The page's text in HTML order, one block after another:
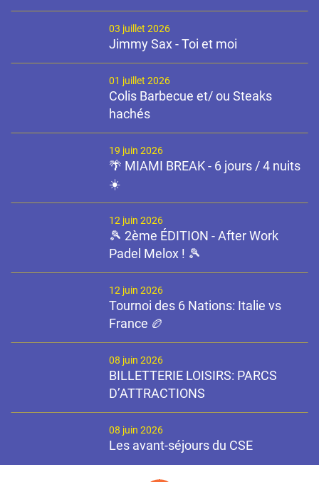
03 juillet 2026
Jimmy Sax - Toi et moi
01 juillet 2026
Colis Barbecue et/ ou Steaks
hachés
19 juin 2026
🌴 MIAMI BREAK - 6 jours / 4 nuits
☀️
12 juin 2026
🎾 2ème ÉDITION - After Work
Padel Melox ! 🎾
12 juin 2026
Tournoi des 6 Nations: Italie vs
France 🏉
08 juin 2026
BILLETTERIE LOISIRS: PARCS
D’ATTRACTIONS
08 juin 2026
Les avant-séjours du CSE